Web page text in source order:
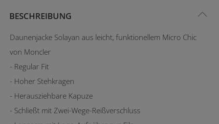
BESCHREIBUNG
Daunenjacke Solayan aus leicht, funktionellem Micro Chic
von Moncler
- Regular Fit
- Hoher Stehkragen
- Herausziehbare Kapuze
- Schließt mit Zwei-Wege-Reißverschluss